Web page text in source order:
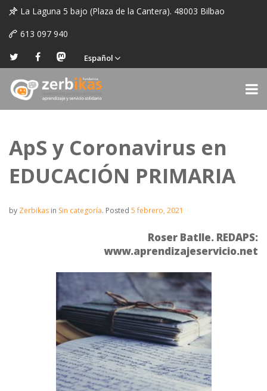
La Laguna 5 bajo (Plaza de la Cantera). 48003 Bilbao
613 097 940
Español
ApS y Coronavirus en
EDUCACIÓN PRIMARIA
by Zerbikas in Sin categoría. Posted 5 febrero, 2021
Roser Batlle. REDAPS:
www.aprendizajeservicio.net